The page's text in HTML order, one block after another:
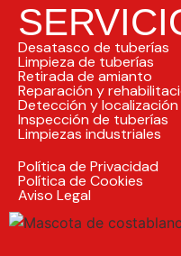
Desatasco de tuberías
Limpieza de tuberías
Retirada de amianto
Reparación y
Detección y
Inspección de tuberías
Limpiezas industriales
Política de Privacidad
Política de Cookies
Aviso Legal